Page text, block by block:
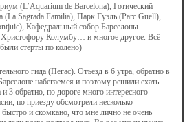
(L’Aquarium de Barcelona), Готический
(La Sagrada Familia), Парк Гуэль (Parc Guell),
Кафедральный собор Барселоны
Христофору Колумбу… и многое другое. Всё
стерты по колено)
гида (Пегас). Отъезд в 6 утра, обратно в
набегаемся и поэтому решили ехать
3 обратно, по дороге много интересного
по приезду обсмотрели несколько
быстро и скомкано, что мне лично не очень